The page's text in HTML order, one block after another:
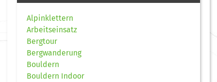
Alpinklettern
Arbeitseinsatz
Bergtour
Bergwanderung
Bouldern
Bouldern Indoor